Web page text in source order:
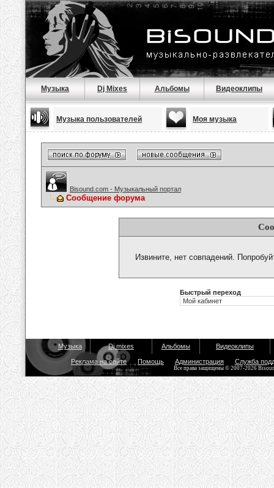
Музыка Dj Mixes Альбомы Видеоклипы
Музыка пользователей Моя музыка
Bisound.com - Музыкальный портал
Сообщение форума
Извините, нет совпадений.
Быстрый переход
Музыка Dj mixes Альбомы Видеоклипы
Реклама на сайте Помощь Администрация Служба
Все права защищены © 2007-2026